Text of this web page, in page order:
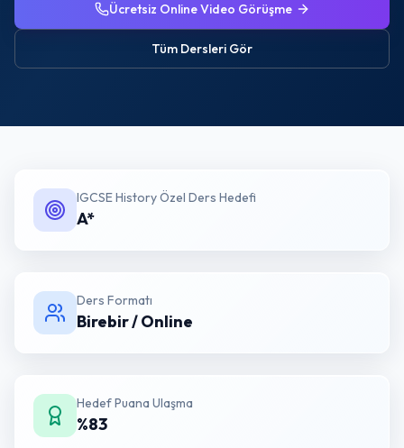
Ücretsiz Online Video Görüşme
Tüm Dersleri Gör
IGCSE History Özel Ders Hedefi
A*
Ders Formatı
Birebir / Online
Hedef Puana Ulaşma
%83